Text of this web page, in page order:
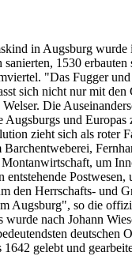
in Augsburg wurde
1530 erbauten
"Das Fugger und
sich nicht nur mit den
Die
Augsburgs und Europas
zieht sich als roter
um
entstehende
den Herrschafts- und
Augsburg", so die
wurde nach Johann
deutschen
gelebt und